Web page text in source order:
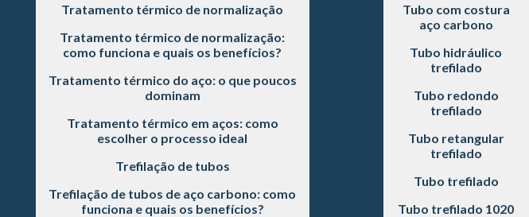
Tratamento térmico de normalização
Tratamento térmico de normalização:
como funciona e quais os benefícios?
Tratamento térmico do aço: o que poucos
dominam
Tratamento térmico em aços: como
escolher o processo ideal
Trefilação de tubos
Trefilação de tubos de aço carbono: como
funciona e quais os benefícios?
Tubo com costura
aço carbono
Tubo hidráulico
trefilado
Tubo redondo
trefilado
Tubo retangular
trefilado
Tubo trefilado
Tubo trefilado 1020